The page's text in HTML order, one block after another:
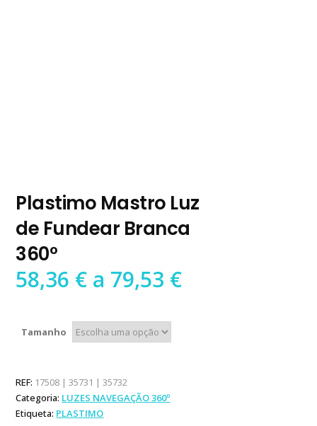
Plastimo Mastro Luz
de Fundear Branca
360º
58,36 € a 79,53 €Preço
Tamanho
REF: 17508 | 35731 | 35732
Categoria: LUZES NAVEGAÇÃO 360º
Etiqueta: PLASTIMO